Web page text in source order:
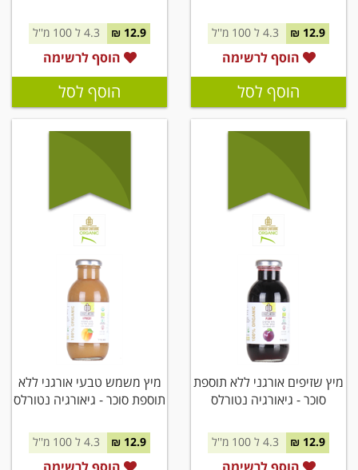
12.9 ₪
הוסף לרשימה
הוסף לסל
12.9 ₪
הוסף לרשימה
הוסף לסל
מיץ שזיפים אורגני ללא תוספת
סוכר - גיאורגיה נטורלס
12.9 ₪
מיץ משמש טבעי אורגני ללא
תוספת סוכר - גיאורגיה נטורלס
12.9 ₪